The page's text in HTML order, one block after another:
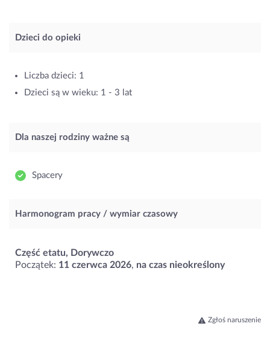
Dzieci do opieki
Liczba dzieci: 1
Dzieci są w wieku: 1 - 3 lat
Dla naszej rodziny ważne są
Spacery
Harmonogram pracy / wymiar czasowy
Część etatu, Dorywczo
Początek: 11 czerwca 2026, na czas nieokreślony
Zgłoś naruszenie